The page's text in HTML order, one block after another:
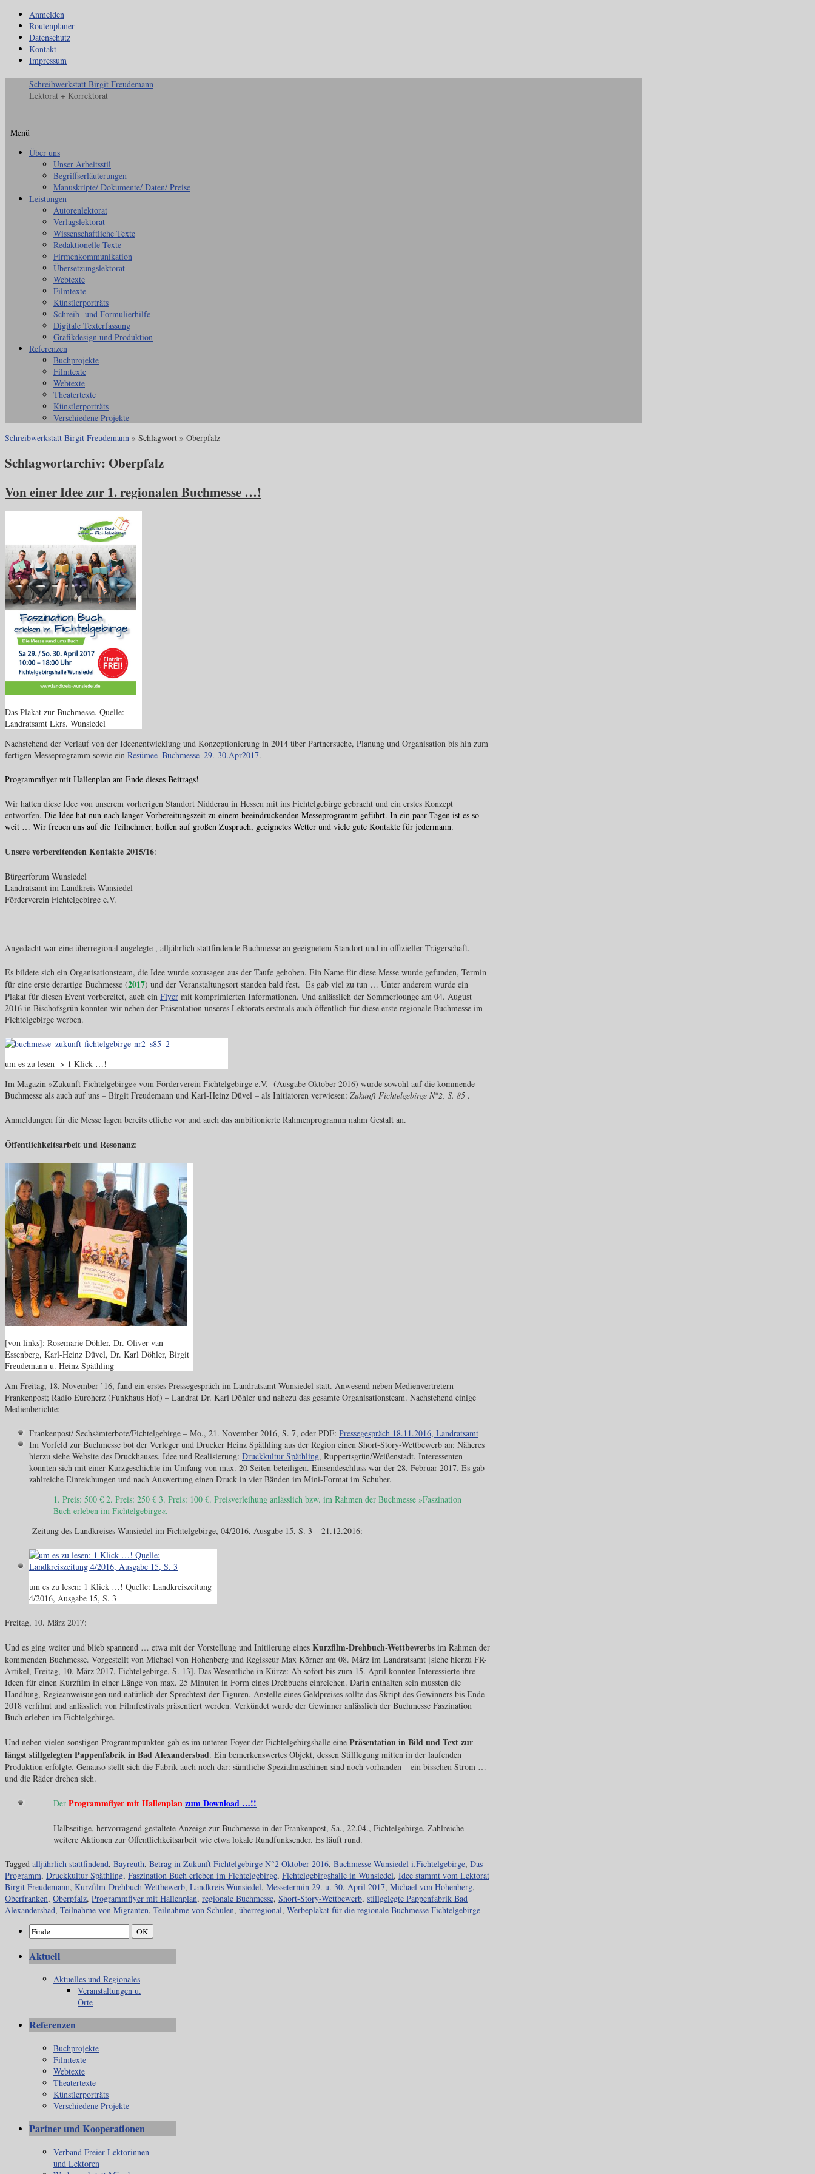
Anmelden
Routenplaner
Datenschutz
Kontakt
Impressum
Schreibwerkstatt Birgit Freudemann
Lektorat + Korrektorat
Menü
Zum
Über uns
Unser Arbeitsstil
Begriffserläuterungen
Manuskripte/ Dokumente/ Daten/ Preise
Leistungen
Autorenlektorat
Verlagslektorat
Wissenschaftliche Texte
Redaktionelle Texte
Firmenkommunikation
Übersetzungslektorat
Webtexte
Filmtexte
Künstlerporträts
Schreib- und Formulierhilfe
Digitale Texterfassung
Grafikdesign und Produktion
Referenzen
Buchprojekte
Filmtexte
Webtexte
Theatertexte
Künstlerporträts
Verschiedene Projekte
Schreibwerkstatt Birgit Freudemann » Schlagwort » Oberpfalz
Schlagwortarchiv: Oberpfalz
Von einer Idee zur 1. regionalen Buchmesse …!
Das Plakat zur Buchmesse. Quelle:
Landratsamt Lkrs. Wunsiedel
Nachstehend der Verlauf von der Ideenentwicklung und Konzeptionierung in 2014 über Partnersuche, Planung und Organisation bis hin zum
fertigen Messeprogramm sowie ein Resümee_Buchmesse_29.-30.Apr2017.
Programmflyer mit Hallenplan am Ende dieses Beitrags!
Wir hatten diese Idee von unserem vorherigen Standort Nidderau in Hessen mit ins Fichtelgebirge gebracht und ein erstes Konzept
entworfen. Die Idee hat nun nach langer Vorbereitungszeit zu einem beeindruckenden Messeprogramm geführt. In ein paar Tagen ist es so
weit … Wir freuen uns auf die Teilnehmer, hoffen auf großen Zuspruch, geeignetes Wetter und viele gute Kontakte für jedermann.
Unsere vorbereitenden Kontakte 2015/16:
Bürgerforum Wunsiedel
Landratsamt im Landkreis Wunsiedel
Förderverein Fichtelgebirge e.V.
Angedacht war eine überregional angelegte , alljährlich stattfindende Buchmesse an geeignetem Standort und in offizieller Trägerschaft.
Es bildete sich ein Organisationsteam, die Idee wurde sozusagen aus der Taufe gehoben. Ein Name für diese Messe wurde gefunden, Termin
für eine erste derartige Buchmesse (2017) und der Veranstaltungsort standen bald fest. Es gab viel zu tun … Unter anderem wurde ein
Plakat für diesen Event vorbereitet, auch ein Flyer mit komprimierten Informationen. Und anlässlich der Sommerlounge am 04. August
2016 in Bischofsgrün konnten wir neben der Präsentation unseres Lektorats erstmals auch öffentlich für diese erste regionale Buchmesse im
Fichtelgebirge werben.
um es zu lesen -> 1 Klick …!
Im Magazin »Zukunft Fichtelgebirge« vom Förderverein Fichtelgebirge e.V. (Ausgabe Oktober 2016) wurde sowohl auf die kommende
Buchmesse als auch auf uns – Birgit Freudemann und Karl-Heinz Düvel – als Initiatoren verwiesen: Zukunft Fichtelgebirge N°2, S. 85 .
Anmeldungen für die Messe lagen bereits etliche vor und auch das ambitionierte Rahmenprogramm nahm Gestalt an.
Öffentlichkeitsarbeit und Resonanz:
[von links]: Rosemarie Döhler, Dr. Oliver van
Essenberg, Karl-Heinz Düvel, Dr. Karl Döhler, Birgit
Freudemann u. Heinz Späthling
Am Freitag, 18. November ’16, fand ein erstes Pressegespräch im Landratsamt Wunsiedel statt. Anwesend neben Medienvertretern –
Frankenpost; Radio Euroherz (Funkhaus Hof) – Landrat Dr. Karl Döhler und nahezu das gesamte Organisationsteam. Nachstehend einige
Medienberichte:
Frankenpost/ Sechsämterbote/Fichtelgebirge – Mo., 21. November 2016, S. 7, oder PDF: Pressegespräch 18.11.2016, Landratsamt
Im Vorfeld zur Buchmesse bot der Verleger und Drucker Heinz Späthling aus der Region einen Short-Story-Wettbewerb an; Näheres
hierzu siehe Website des Druckhauses. Idee und Realisierung: Druckkultur Späthling, Ruppertsgrün/Weißenstadt. Interessenten
konnten sich mit einer Kurzgeschichte im Umfang von max. 20 Seiten beteiligen. Einsendeschluss war der 28. Februar 2017. Es gab
zahlreiche Einreichungen und nach Auswertung einen Druck in vier Bänden im Mini-Format im Schuber.
1. Preis: 500 € 2. Preis: 250 € 3. Preis: 100 €. Preisverleihung anlässlich bzw. im Rahmen der Buchmesse »Faszination
Buch erleben im Fichtelgebirge«.
Zeitung des Landkreises Wunsiedel im Fichtelgebirge, 04/2016, Ausgabe 15, S. 3 – 21.12.2016:
um es zu lesen: 1 Klick …! Quelle: Landkreiszeitung
4/2016, Ausgabe 15, S. 3
Freitag, 10. März 2017:
Und es ging weiter und blieb spannend … etwa mit der Vorstellung und Initiierung eines Kurzfilm-Drehbuch-Wettbewerbs im Rahmen der
kommenden Buchmesse. Vorgestellt von Michael von Hohenberg und Regisseur Max Körner am 08. März im Landratsamt [siehe hierzu FR-
Artikel, Freitag, 10. März 2017, Fichtelgebirge, S. 13]. Das Wesentliche in Kürze: Ab sofort bis zum 15. April konnten Interessierte ihre
Ideen für einen Kurzfilm in einer Länge von max. 25 Minuten in Form eines Drehbuchs einreichen. Darin enthalten sein mussten die
Handlung, Regieanweisungen und natürlich der Sprechtext der Figuren. Anstelle eines Geldpreises sollte das Skript des Gewinners bis Ende
2018 verfilmt und anlässlich von Filmfestivals präsentiert werden. Verkündet wurde der Gewinner anlässlich der Buchmesse Faszination
Buch erleben im Fichtelgebirge.
Und neben vielen sonstigen Programmpunkten gab es im unteren Foyer der Fichtelgebirgshalle eine Präsentation in Bild und Text zur
längst stillgelegten Pappenfabrik in Bad Alexandersbad. Ein bemerkenswertes Objekt, dessen Stilllegung mitten in der laufenden
Produktion erfolgte. Genauso stellt sich die Fabrik auch noch dar: sämtliche Spezialmaschinen sind noch vorhanden – ein bisschen Strom …
und die Räder drehen sich.
Der Programmflyer mit Hallenplanzum Download …!!
Halbseitige, hervorragend gestaltete Anzeige zur Buchmesse in der Frankenpost, Sa., 22.04., Fichtelgebirge. Zahlreiche
weitere Aktionen zur Öffentlichkeitsarbeit wie etwa lokale Rundfunksender. Es läuft rund.
Tagged alljährlich stattfindend, Bayreuth, Betrag in Zukunft Fichtelgebirge N°2 Oktober 2016, Buchmesse Wunsiedel i.Fichtelgebirge, Das
Programm, Druckkultur Späthling, Faszination Buch erleben im Fichtelgebirge, Fichtelgebirgshalle in Wunsiedel, Idee stammt vom Lektorat
Birgit Freudemann, Kurzfilm-Drehbuch-Wettbewerb, Landkreis Wunsiedel, Messetermin 29. u. 30. April 2017, Michael von Hohenberg,
Oberfranken, Oberpfalz, Programmflyer mit Hallenplan, regionale Buchmesse, Short-Story-Wettbewerb, stillgelegte Pappenfabrik Bad
Alexandersbad, Teilnahme von Migranten, Teilnahme von Schulen, überregional, Werbeplakat für die regionale Buchmesse Fichtelgebirge
Aktuell
Aktuelles und Regionales
Veranstaltungen u.
Orte
Referenzen
Buchprojekte
Filmtexte
Webtexte
Theatertexte
Künstlerporträts
Verschiedene Projekte
Partner und Kooperationen
Verband Freier Lektorinnen
und Lektoren